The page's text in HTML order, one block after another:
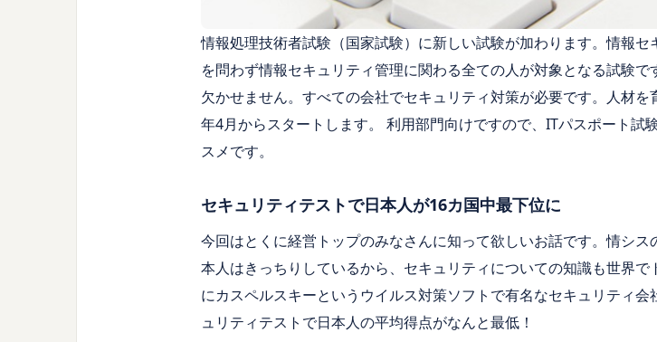
情報処理技術者試験（国家試験）に新しい試験が加わります。情報
を問わず情報セキュリティ管理に関わる全ての人が対象となる試験
欠かせません。すべての会社でセキュリティ対策が必要です。人材
年4月からスタートします。 利用部門向けですので、 ITパスポート試
スメです。
セキュリティテストで日本人が16カ国中最下位に
今回はとくに経営トップのみなさんに知って欲しいお話です。情シ
本人はきっちりしているから、セキュリティについての知識も世界
にカスペルスキーというウイルス対策ソフトで有名なセキュリティ
ュリティテストで日本人の平均得点がなんと最低！